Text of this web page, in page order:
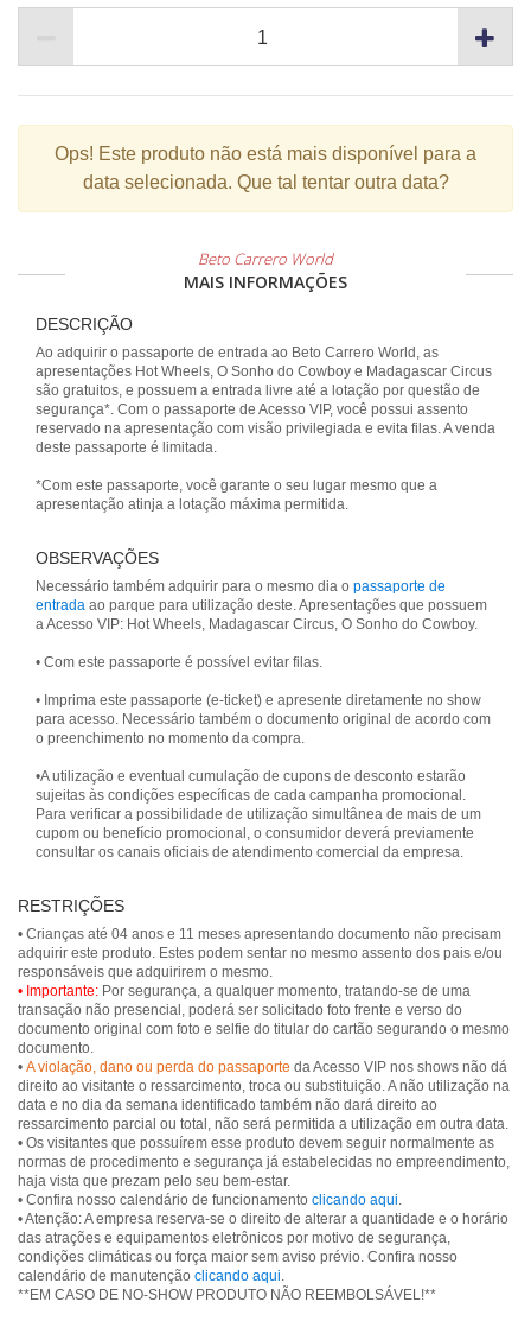
Ops! Este produto não está mais disponível para a
data selecionada. Que tal tentar outra data?
Beto Carrero World
MAIS INFORMAÇÕES
DESCRIÇÃO
Ao adquirir o passaporte de entrada ao Beto Carrero World, as
apresentações Hot Wheels, O Sonho do Cowboy e Madagascar Circus
são gratuitos, e possuem a entrada livre até a lotação por questão de
segurança*. Com o passaporte de Acesso VIP, você possui assento
reservado na apresentação com visão privilegiada e evita filas. A venda
deste passaporte é limitada.
*Com este passaporte, você garante o seu lugar mesmo que a
apresentação atinja a lotação máxima permitida.
OBSERVAÇÕES
Necessário também adquirir para o mesmo dia o passaporte de
entrada ao parque para utilização deste. Apresentações que possuem
a Acesso VIP: Hot Wheels, Madagascar Circus, O Sonho do Cowboy.
• Com este passaporte é possível evitar filas.
• Imprima este passaporte (e-ticket) e apresente diretamente no show
para acesso. Necessário também o documento original de acordo com
o preenchimento no momento da compra.
•A utilização e eventual cumulação de cupons de desconto estarão
sujeitas às condições específicas de cada campanha promocional.
Para verificar a possibilidade de utilização simultânea de mais de um
cupom ou benefício promocional, o consumidor deverá previamente
consultar os canais oficiais de atendimento comercial da empresa.
RESTRIÇÕES
• Crianças até 04 anos e 11 meses apresentando documento não precisam
adquirir este produto. Estes podem sentar no mesmo assento dos pais e/ou
• Importante: Por segurança, a qualquer momento, tratando-se de uma
transação não presencial, poderá ser solicitado foto frente e verso do
documento original com foto e selfie do titular do cartão segurando o mesmo
documento.
• A violação, dano ou perda do passaporte da Acesso VIP nos shows não dá
direito ao visitante o ressarcimento, troca ou substituição. A não utilização na
data e no dia da semana identificado também não dará direito ao
ressarcimento parcial ou total, não será permitida a utilização em outra data.
• Os visitantes que possuírem esse produto devem seguir normalmente as
normas de procedimento e segurança já estabelecidas no empreendimento,
haja vista que prezam pelo seu bem-estar.
• Confira nosso calendário de funcionamento clicando aqui.
• Atenção: A empresa reserva-se o direito de alterar a quantidade e o horário
das atrações e equipamentos eletrônicos por motivo de segurança,
condições climáticas ou força maior sem aviso prévio. Confira nosso
calendário de manutenção clicando aqui.